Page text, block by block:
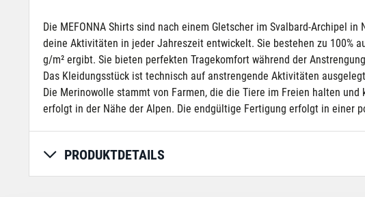
Die MEFONNA Shirts sind nach einem Gletscher im Svalbard-Archipel
deine Aktivitäten in jeder Jahreszeit entwickelt. Sie bestehen zu 100%
g/m² ergibt. Sie bieten perfekten Tragekomfort während der
Das Kleidungsstück ist technisch auf anstrengende Aktivitäten
Die Merinowolle stammt von Farmen, die die Tiere im Freien halten
erfolgt in der Nähe der Alpen. Die endgültige Fertigung erfolgt in einer
PRODUKTDETAILS